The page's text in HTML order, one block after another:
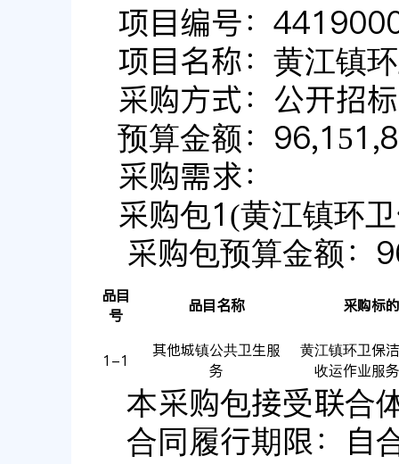
项目编号：
项目名称：黄江镇
采购方式：公开招标
预算金额：
采购需求：
采购包1(黄江镇环
采购包预算金额：
品目
号
品目名称 采购标的
1-1
其他城镇公共卫生服
务
黄江镇环卫保
收运作业服
本采购包接受联合
合同履行期限：
自